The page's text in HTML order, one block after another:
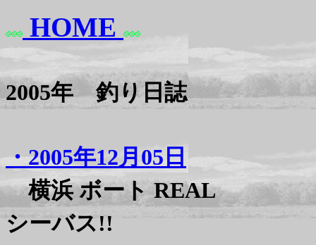
HOME
2005年 釣り日誌
・2005年12月05日
横浜 ボート REAL
シーバス!!